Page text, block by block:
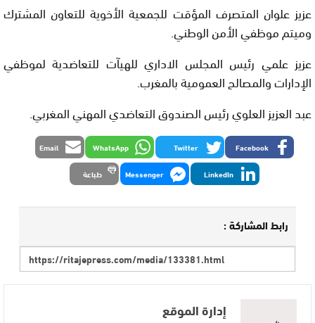
عزيز علوان المتصرف المؤقت للجمعية الأخوية للتعاون المشترك
وميتم موظفي الأمن الوطني.
عزيز علمي رئيس المجلس الاداري للهيآت للتعاضدية لموظفي
الإدارات والمصالح العمومية بالمغرب.
عبد العزيز العلوي رئيس الصندوق التعاضدي المهني المغربي.
Facebook
Twitter
WhatsApp
Email
LinkedIn
Messenger طباعة
رابط المشاركة :
إدارة الموقع